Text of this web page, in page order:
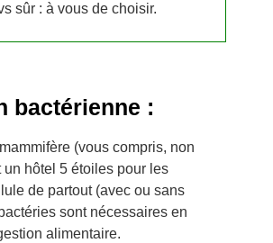
sûr : à vous de choisir.
bactérienne :
(vous compris, non
un hôtel 5 étoiles pour les
de partout (avec ou sans
sont nécessaires en
alimentaire.